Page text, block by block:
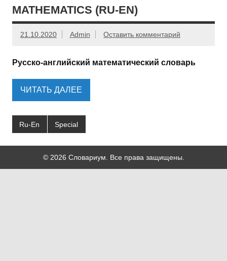
MATHEMATICS (RU-EN)
21.10.2020 Admin Оставить комментарий
Русско-английский математический словарь
ЧИТАТЬ ДАЛЕЕ
Ru-En Special
© 2026 Словариум. Все права защищены.